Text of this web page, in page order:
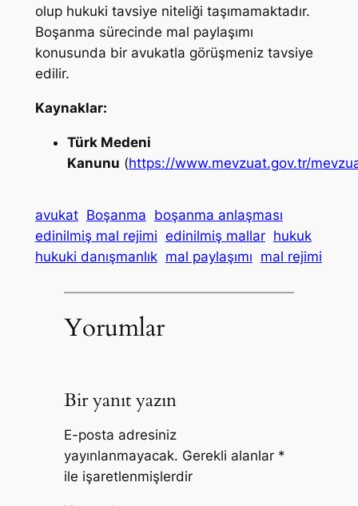
olup hukuki tavsiye niteliği taşımamaktadır.
Boşanma sürecinde mal paylaşımı
konusunda bir avukatla görüşmeniz tavsiye
edilir.
Kaynaklar:
Türk Medeni
Kanunu (https://www.mevzuat.gov.tr/
avukat Boşanma boşanma anlaşması
edinilmiş mal rejimi edinilmiş mallar hukuk
hukuki danışmanlık mal paylaşımı mal rejimi
Yorumlar
Bir yanıt yazın
E-posta adresiniz
yayınlanmayacak. Gerekli alanlar *
ile işaretlenmişlerdir